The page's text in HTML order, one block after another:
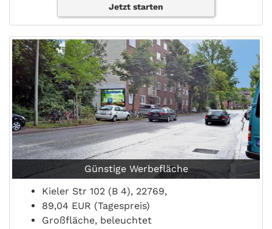
Jetzt starten
Günstige Werbefläche
Kieler Str 102 (B 4), 22769,
89,04 EUR (Tagespreis)
Großfläche, beleuchtet